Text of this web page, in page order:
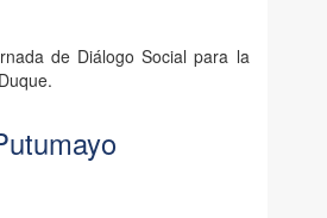
de Diálogo Social para la